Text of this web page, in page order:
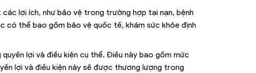
lợi ích, như bảo vệ trong trường hợp tai nạn, bệnh
có thể bao gồm bảo vệ quốc tế, khám sức khỏe định
lợi và điều kiện cụ thể. Điều này bao gồm mức
lợi và điều kiện này sẽ được thương lượng trong